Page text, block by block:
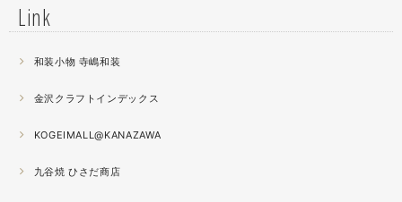
薄く作らねば。。。パキッとやってしまったときの悲しさ
秋の催事シーズンに向けてまた木地を作り始めました。
2021.04
Link
和装小物 寺嶋和装
金沢クラフトインデックス
KOGEIMALL@KANAZAWA
九谷焼 ひさだ商店